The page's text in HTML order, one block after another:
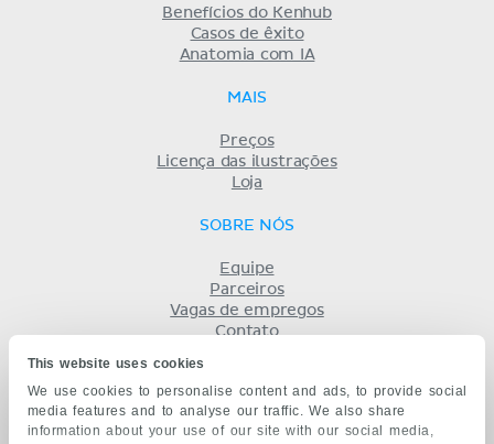
This website uses cookies
We use cookies to personalise content and ads, to provide social
media features and to analyse our traffic. We also share
information about your use of our site with our social media,
Benefícios do Kenhub
Casos de êxito
Anatomia com IA
MAIS
Preços
Licença das ilustrações
Loja
SOBRE NÓS
Equipe
Parceiros
Vagas de empregos
Contato
Privacidade
KENHUB EM...